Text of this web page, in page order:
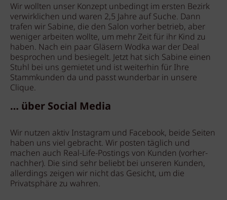
Wir wollten unser Konzept unbedingt im ersten Bezirk
verwirklichen und waren 2,5 Jahre auf Suche. Dann
trafen wir Sabine, die den Salon vorher betrieb, aber
weniger arbeiten wollte, um mehr Zeit für ihr Kind zu
haben. Nach ein paar Gläsern Wodka war der Deal
besprochen und besiegelt. Jetzt hat sich Sabine einen
Stuhl bei uns gemietet und ist weiterhin für Ihre
Stammkunden da und passt wunderbar in unsere
Clique.
… über Social Media
Wir nutzen aktiv Instagram und Facebook, beide Seiten
haben uns viel gebracht. Wir posten täglich und
machen auch Real-Life-Postings von Kunden (vorher-
nachher). Die sind sehr beliebt bei unseren Kunden,
allerdings zeigen wir nicht das Gesicht, um die
Privatsphäre zu wahren.